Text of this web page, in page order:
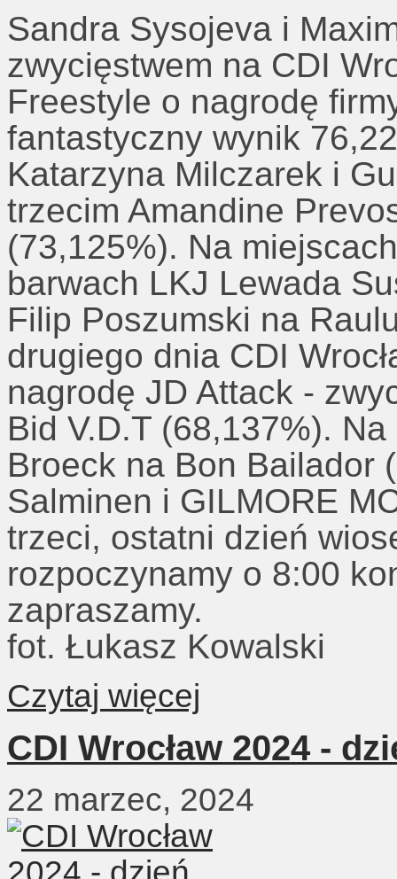
Sandra Sysojeva i
zwycięstwem na CDI
Freestyle o nagrodę
fantastyczny wynik
Katarzyna Milczarek i
trzecim Amandine
(73,125%). Na
barwach LKJ Lewada
Filip Poszumski na
drugiego dnia CDI
nagrodę JD Attack -
Bid V.D.T (68,137%).
Broeck na Bon Bailador
Salminen i GILMORE
trzeci, ostatni dzień
rozpoczynamy o 8:00
zapraszamy.
fot. Łukasz Kowalski
Czytaj więcej
CDI Wrocław 2024 -
22 marzec, 2024